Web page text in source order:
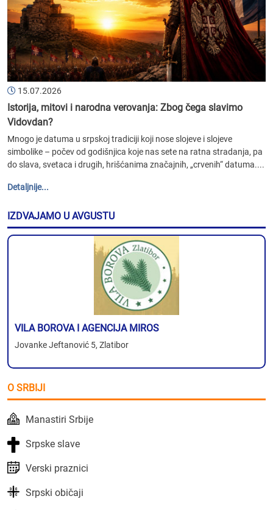
15.07.2026
Istorija, mitovi i narodna verovanja: Zbog čega slavimo
Vidovdan?
Mnogo je datuma u srpskoj tradiciji koji nose slojeve i slojeve
simbolike – počev od godišnjica koje nas sete na ratna stradanja, pa
do slava, svetaca i drugih, hrišćanima značajnih, „crvenih“ datuma....
Detaljnije...
IZDVAJAMO U AVGUSTU
VILA BOROVA I AGENCIJA MIROS
Jovanke Jeftanović 5, Zlatibor
O SRBIJI
Manastiri Srbije
Srpske slave
Verski praznici
Srpski običaji